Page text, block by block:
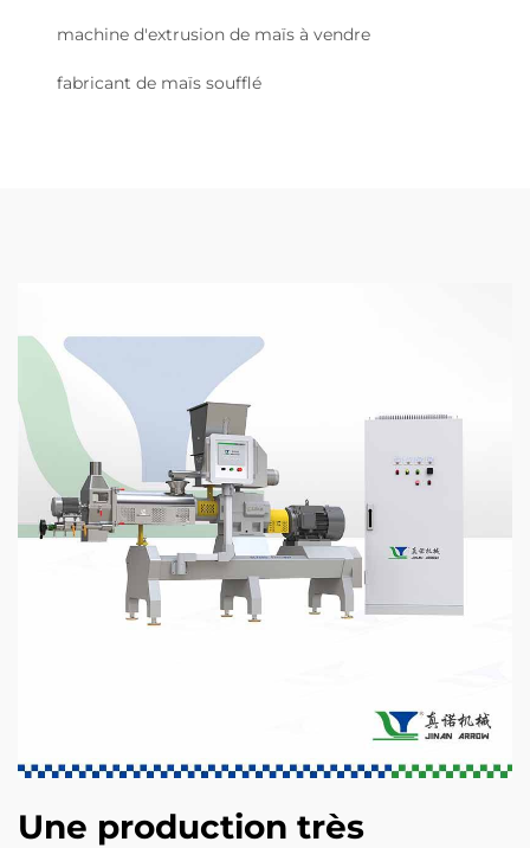
machine d'extrusion de maïs à vendre
fabricant de maïs soufflé
Une production très